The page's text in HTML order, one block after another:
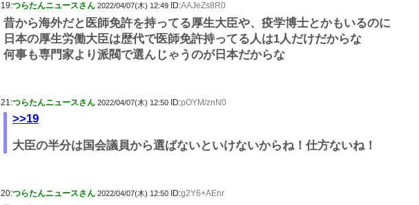
19:つらたんニュースさん 2022/04/07(木) 12:49 ID:AAJeZs8R0
昔から海外だと医師免許を持ってる厚生大臣や、疫学博士とかもいるのに
日本の厚生労働大臣は歴代で医師免許持ってる人は1人だけだからな
何事も専門家より派閥で選んじゃうのが日本だからな
21:つらたんニュースさん 2022/04/07(木) 12:50 ID:pOYM/znN0
>>19
大臣の半分は国会議員から選ばないといけないからね！仕方ないね！
20:つらたんニュースさん 2022/04/07(木) 12:50 ID:g2Y6+AEnr